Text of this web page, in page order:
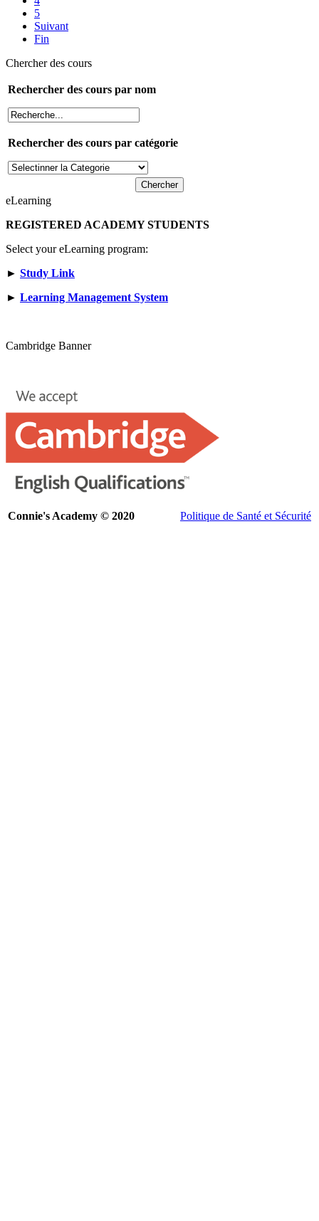
5
Suivant
Fin
Chercher des cours
Rechercher des cours par nom
Rechercher des cours par catégorie
eLearning
REGISTERED ACADEMY STUDENTS
Select your eLearning program:
► Study Link
► Learning Management System
Cambridge Banner
Connie's Academy © 2020 Politique de Santé et Sécurité